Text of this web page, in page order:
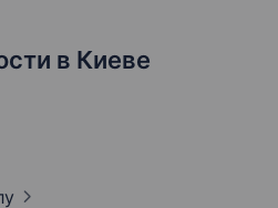
в Киеве